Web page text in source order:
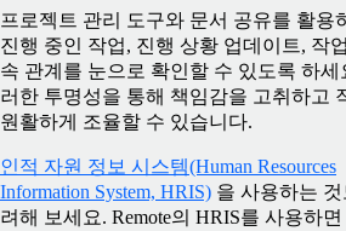
프로젝트 관리 도구와 문서 공유를 활용
진행 중인 작업, 진행 상황 업데이트, 작
속 관계를 눈으로 확인할 수 있도록 하세
러한 투명성을 통해 책임감을 고취하고
원활하게 조율할 수 있습니다.
인적 자원 정보 시스템(Human Resources
Information System, HRIS) 을 사용하는 것
려해 보세요. Remote의 HRIS를 사용하